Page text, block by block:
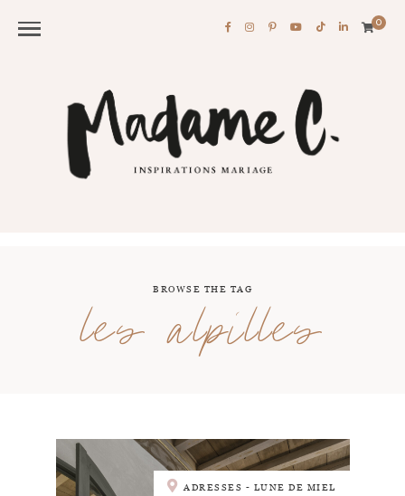
0
BROWSE THE TAG
les alpilles
ADRESSES - LUNE DE MIEL